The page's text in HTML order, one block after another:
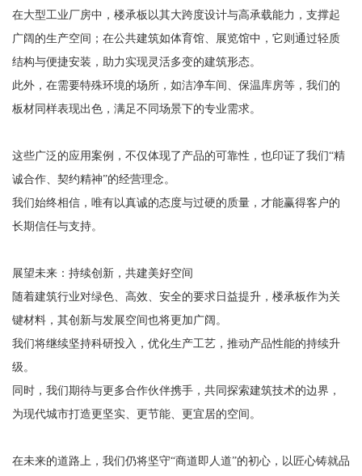
在大型工业厂房中，楼承板以其大跨度设计与高承载能力，支撑起
广阔的生产空间；在公共建筑如体育馆、展览馆中，它则通过轻质
结构与便捷安装，助力实现灵活多变的建筑形态。
此外，在需要特殊环境的场所，如洁净车间、保温库房等，我们的
板材同样表现出色，满足不同场景下的专业需求。
这些广泛的应用案例，不仅体现了产品的可靠性，也印证了我们“精
诚合作、契约精神”的经营理念。
我们始终相信，唯有以真诚的态度与过硬的质量，才能赢得客户的
长期信任与支持。
展望未来：持续创新，共建美好空间
随着建筑行业对绿色、高效、安全的要求日益提升，楼承板作为关
键材料，其创新与发展空间也将更加广阔。
我们将继续坚持科研投入，优化生产工艺，推动产品性能的持续升
级。
同时，我们期待与更多合作伙伴携手，共同探索建筑技术的边界，
为现代城市打造更坚实、更节能、更宜居的空间。
在未来的道路上，我们仍将坚守“商道即人道”的初心，以匠心铸就品